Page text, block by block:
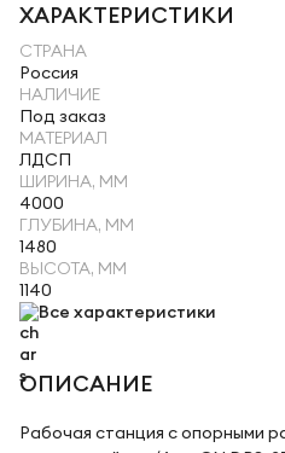
ХАРАКТЕРИСТИКИ
СТРАНА
Россия
НАЛИЧИЕ
Под заказ
МАТЕРИАЛ
ЛДСП
ШИРИНА, ММ
4000
ГЛУБИНА, ММ
1480
ВЫСОТА, ММ
1140
Все характеристики
ОПИСАНИЕ
Рабочая станция с опорными